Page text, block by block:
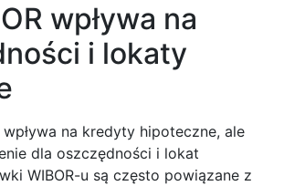
wpływa na
i lokaty
wpływa na kredyty hipoteczne, ale
dla oszczędności i lokat
WIBOR-u są często powiązane z